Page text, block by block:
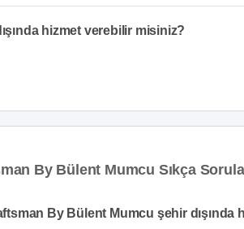
hizmet verebilir misiniz?
By Bülent Mumcu Sıkça
By Bülent Mumcu şehir dışında